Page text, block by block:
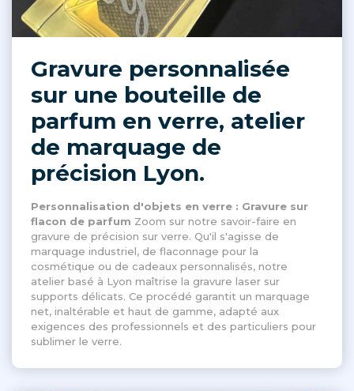
Gravure personnalisée
sur une bouteille de
parfum en verre, atelier
de marquage de
précision Lyon.
Personnalisation d'objets en verre : Gravure sur
flacon de parfum Zoom sur notre savoir-faire en
gravure de précision sur verre. Qu'il s'agisse de
marquage industriel, de flaconnage pour la
cosmétique ou de cadeaux personnalisés, notre
atelier basé à Lyon maîtrise la gravure laser sur
supports délicats. Ce procédé garantit un marquage
net, inaltérable et haut de gamme, adapté aux
exigences des professionnels et des particuliers pour
sublimer le verre.